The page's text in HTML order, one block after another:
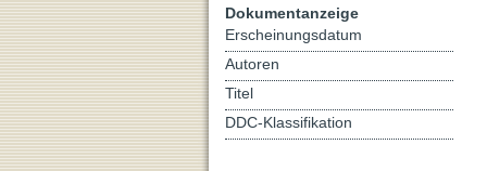
Dokumentanzeige
Erscheinungsdatum
Autoren
Titel
DDC-Klassifikation